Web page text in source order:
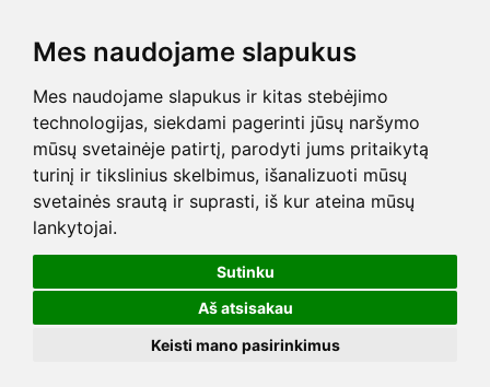
Mes naudojame slapukus
Mes naudojame slapukus ir kitas stebėjimo
technologijas, siekdami pagerinti jūsų naršymo
mūsų svetainėje patirtį, parodyti jums pritaikytą
turinį ir tikslinius skelbimus, išanalizuoti mūsų
svetainės srautą ir suprasti, iš kur ateina mūsų
lankytojai.
Sutinku
Aš atsisakau
Keisti mano pasirinkimus